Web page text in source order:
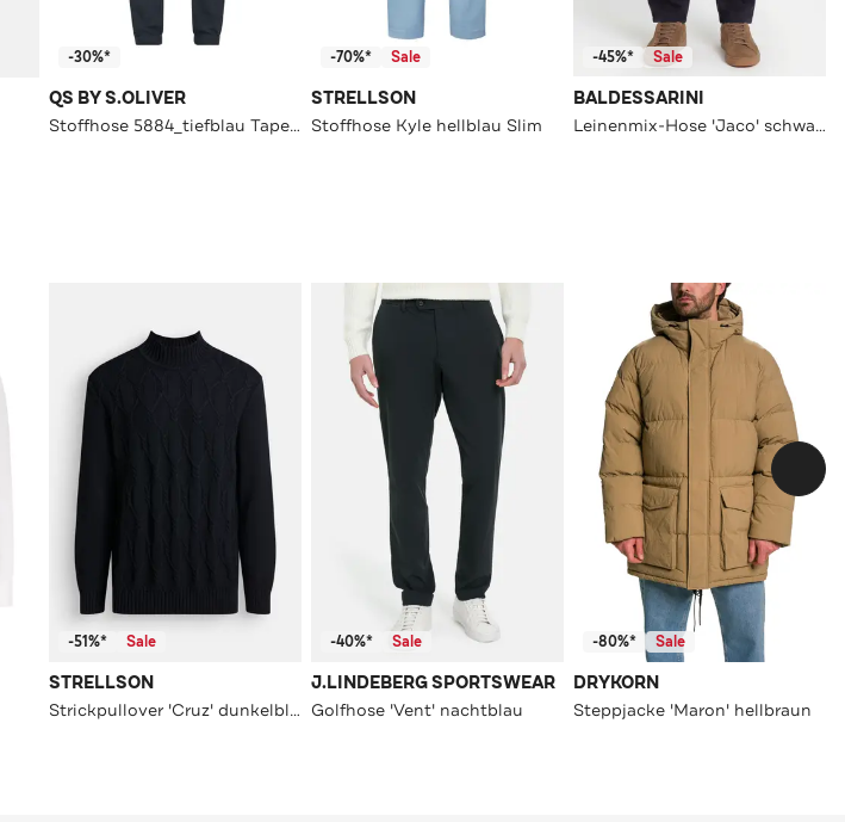
-30%*
QS BY S.OLIVER
Stoffhose 5884_tiefblau Tapered
-70%* Sale
STRELLSON
Stoffhose Kyle hellblau Slim
-45%* Sale
BALDESSARINI
Leinenmix-Hose 'Jaco' schwarzblau
-51%* Sale
STRELLSON
Strickpullover 'Cruz' dunkelblau
-40%* Sale
J.LINDEBERG SPORTSWEAR
Golfhose 'Vent' nachtblau
-80%* Sale
DRYKORN
Steppjacke 'Maron' hellbraun